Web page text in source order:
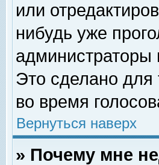
или
нибудь уже
администраторы
Это сделано для
во время
Вернуться наверх
» Почему мне